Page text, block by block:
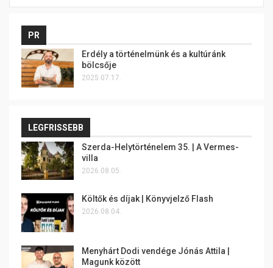
PR
Erdély a történelmünk és a kultúránk
bölcsője
2025.07.17.
LEGFRISSEBB
Szerda-Helytörténelem 35. | A Vermes-
villa
2026.08.05.
Költők és díjak | Könyvjelző Flash
2026.08.04.
Menyhárt Dodi vendége Jónás Attila |
Magunk között